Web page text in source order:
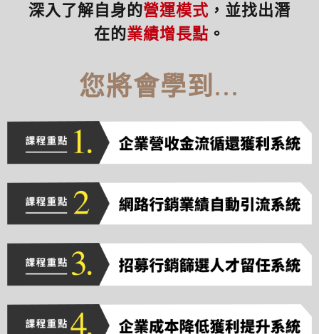
深入了解自身的營運模式 ，並找出潛
在的業績增長點 。
您將會學到...